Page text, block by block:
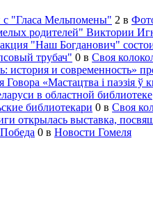
с "Гласа Мельпомены" 2 в
родителей" Виктории
"Наш Богданович"
трубач" 0 в Своя
история и современность»
«Мастацтва і паэзія ў
в областной библиотеке
библиотекари 0 в Своя
открылась выставка,
0 в Новости Гомеля